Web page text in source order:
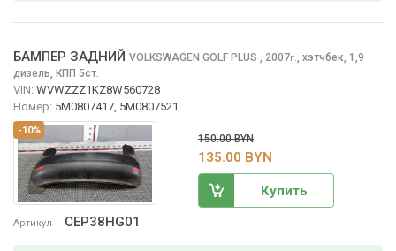
-10%
Артикул CEP38HG01
БАМПЕР ЗАДНИЙ VOLKSWAGEN GOLF PLUS , 2007г.
хэтчбек, 1,9
дизель, КПП 5ст.
VIN: WVWZZZ1KZ8W560728
Номер: 5M0807417, 5M0807521
150.00 BYN
135.00 BYN
Купить